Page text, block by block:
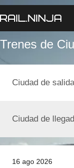
Trenes de
16 ago 2026
Ciudad de salida
Ciudad de